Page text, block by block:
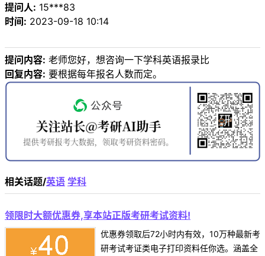
提问人: 15***83
时间: 2023-09-18 10:14
提问内容: 老师您好，想咨询一下学科英语报录比
回复内容: 要根据每年报名人数而定。
相关话题/英语 学科
领限时大额优惠券,享本站正版考研考试资料!
优惠券领取后72小时内有效，10万种最新考
研考试考证类电子打印资料任你选。涵盖全